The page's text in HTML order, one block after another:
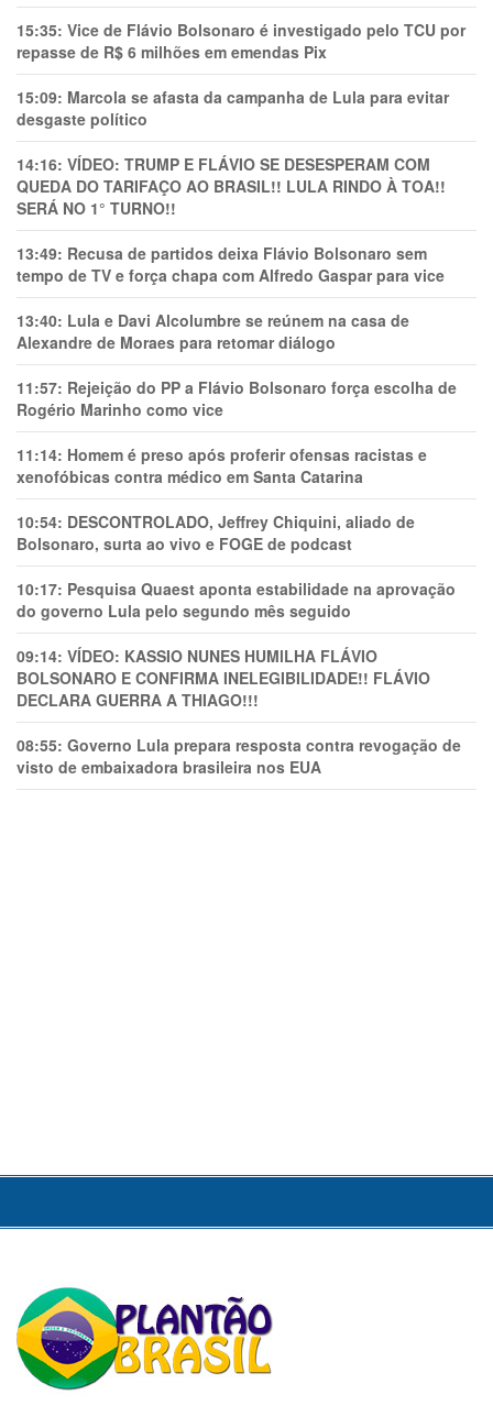
15:35: Vice de Flávio Bolsonaro é investigado pelo TCU por
repasse de R$ 6 milhões em emendas Pix
15:09: Marcola se afasta da campanha de Lula para evitar
desgaste político
14:16: VÍDEO: TRUMP E FLÁVIO SE DESESPERAM COM
QUEDA DO TARIFAÇO AO BRASIL!! LULA RINDO À TOA!!
SERÁ NO 1° TURNO!!
13:49: Recusa de partidos deixa Flávio Bolsonaro sem
tempo de TV e força chapa com Alfredo Gaspar para vice
13:40: Lula e Davi Alcolumbre se reúnem na casa de
Alexandre de Moraes para retomar diálogo
11:57: Rejeição do PP a Flávio Bolsonaro força escolha de
Rogério Marinho como vice
11:14: Homem é preso após proferir ofensas racistas e
xenofóbicas contra médico em Santa Catarina
10:54: DESCONTROLADO, Jeffrey Chiquini, aliado de
Bolsonaro, surta ao vivo e FOGE de podcast
10:17: Pesquisa Quaest aponta estabilidade na aprovação
do governo Lula pelo segundo mês seguido
09:14: VÍDEO: KASSIO NUNES HUMlLHA FLÁVIO
BOLSONARO E CONFIRMA INELEGIBILIDADE!! FLÁVIO
DECLARA GUERRA A THIAGO!!!
08:55: Governo Lula prepara resposta contra revogação de
visto de embaixadora brasileira nos EUA